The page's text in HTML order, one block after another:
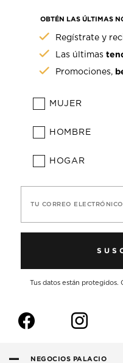
OBTÉN LAS ÚLTIMAS
Regístrate y
Las últimas
Promociones,
MUJER
HOMBRE
HOGAR
TU CORREO ELECTRÓNICO
Tus datos están protegidos.
f i
NEGOCIOS PALACIO